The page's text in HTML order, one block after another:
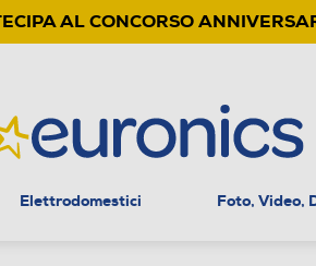
AL CONCORSO
Elettrodomestici Foto, Video,